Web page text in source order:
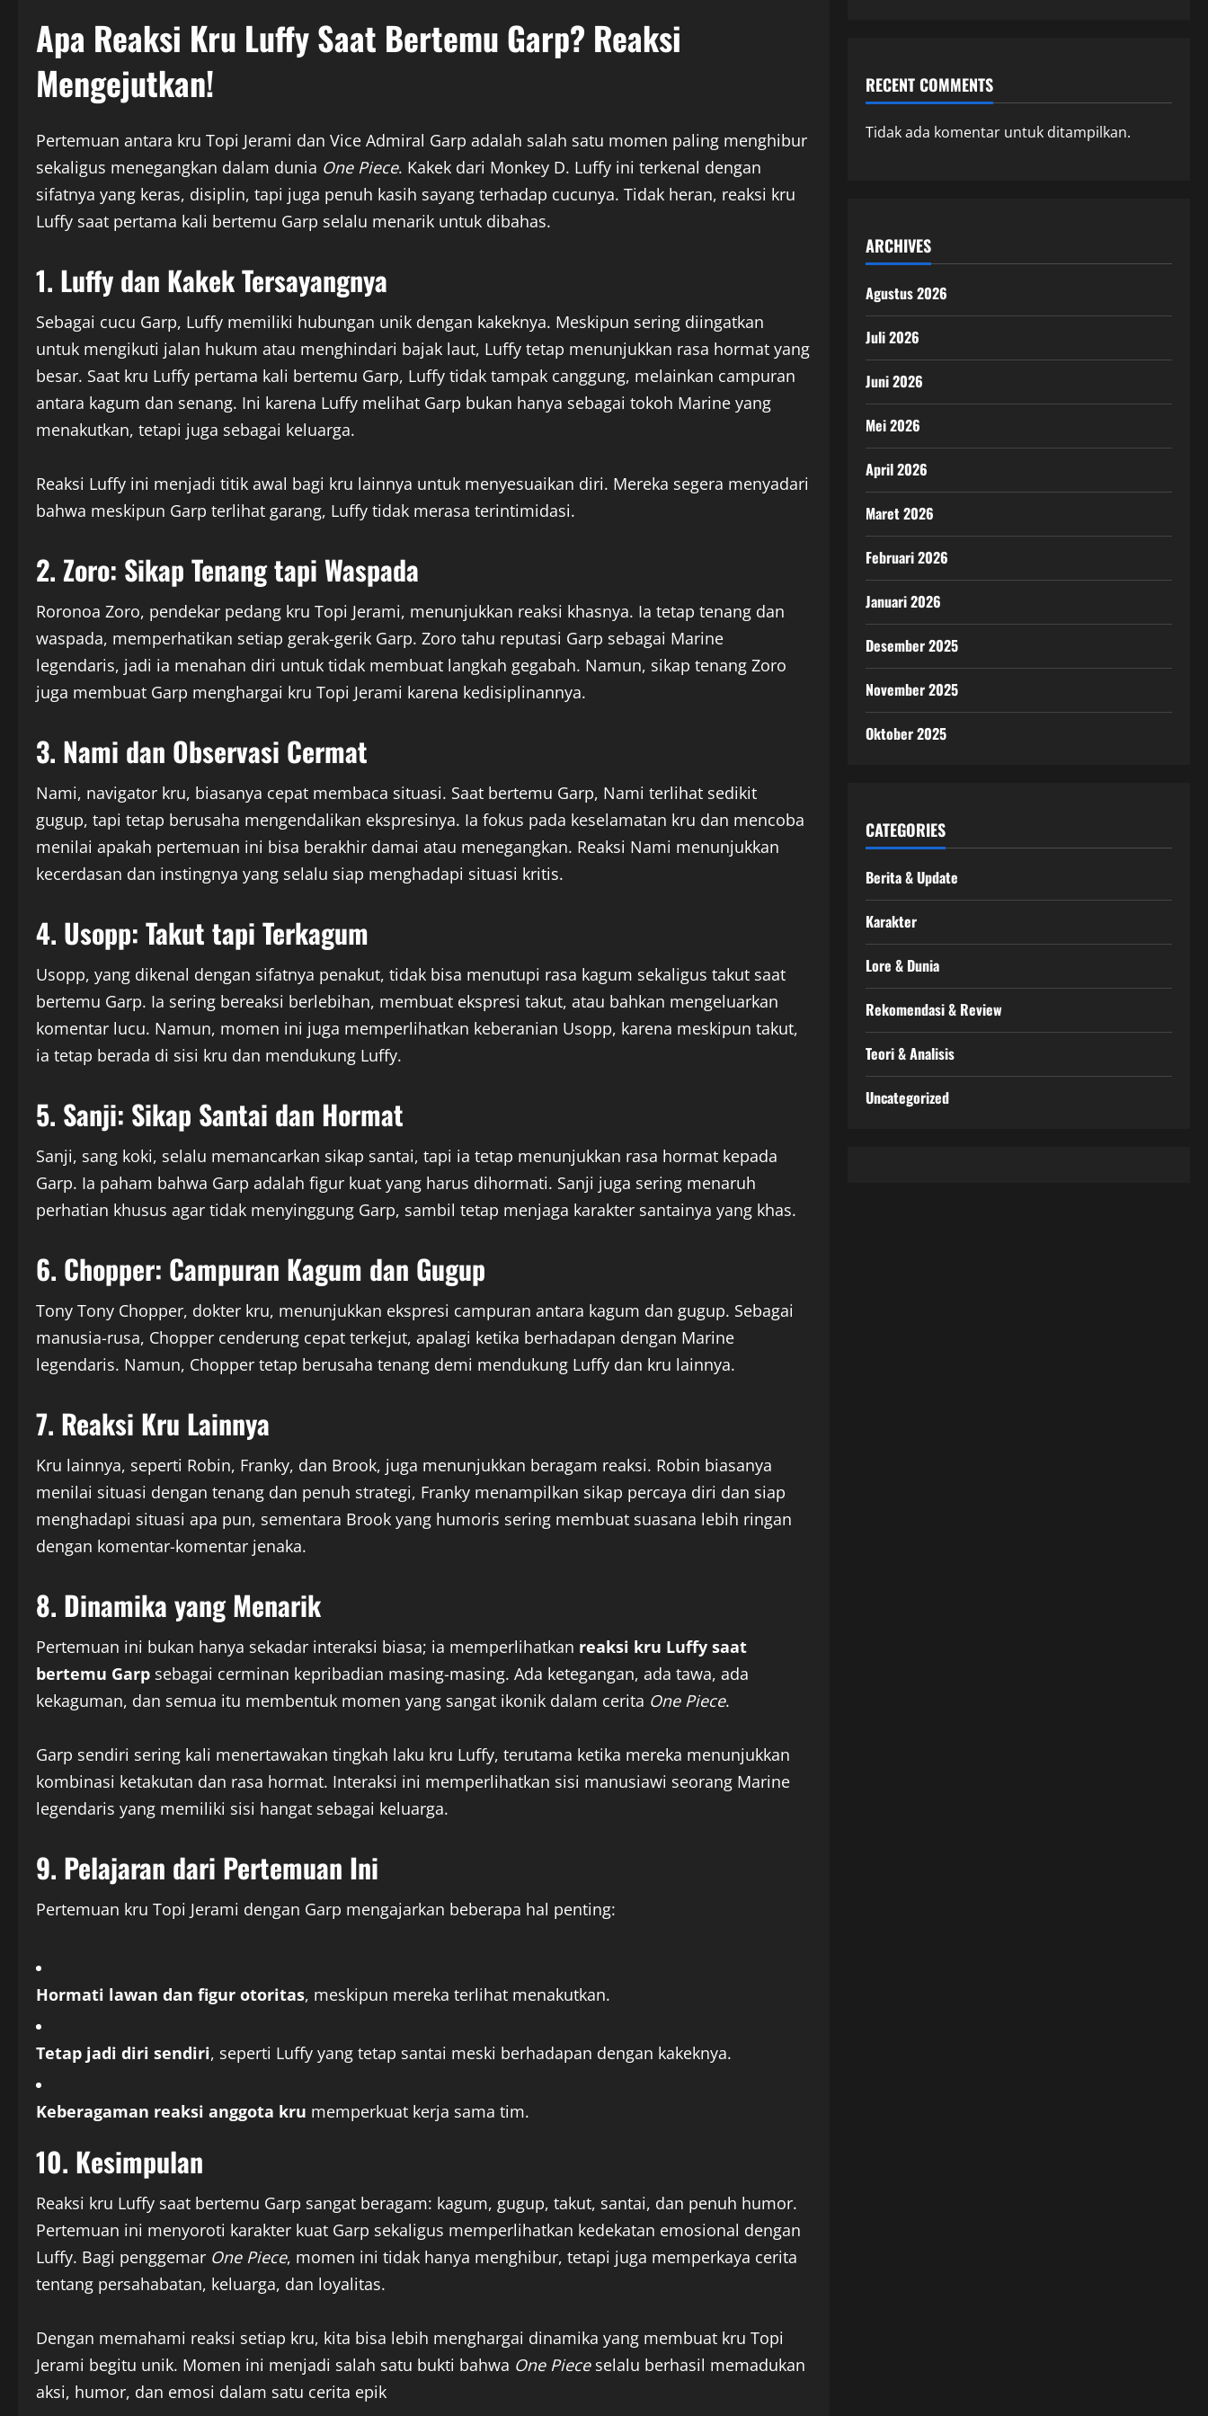
Apa Reaksi Kru Luffy Saat Bertemu Garp? Reaksi
Mengejutkan!
Pertemuan antara kru Topi Jerami dan Vice Admiral Garp adalah salah satu momen paling menghibur
sekaligus menegangkan dalam dunia One Piece. Kakek dari Monkey D. Luffy ini terkenal dengan
sifatnya yang keras, disiplin, tapi juga penuh kasih sayang terhadap cucunya. Tidak heran, reaksi kru
Luffy saat pertama kali bertemu Garp selalu menarik untuk dibahas.
1. Luffy dan Kakek Tersayangnya
Sebagai cucu Garp, Luffy memiliki hubungan unik dengan kakeknya. Meskipun sering diingatkan
untuk mengikuti jalan hukum atau menghindari bajak laut, Luffy tetap menunjukkan rasa hormat yang
besar. Saat kru Luffy pertama kali bertemu Garp, Luffy tidak tampak canggung, melainkan campuran
antara kagum dan senang. Ini karena Luffy melihat Garp bukan hanya sebagai tokoh Marine yang
menakutkan, tetapi juga sebagai keluarga.
Reaksi Luffy ini menjadi titik awal bagi kru lainnya untuk menyesuaikan diri. Mereka segera menyadari
bahwa meskipun Garp terlihat garang, Luffy tidak merasa terintimidasi.
2. Zoro: Sikap Tenang tapi Waspada
Roronoa Zoro, pendekar pedang kru Topi Jerami, menunjukkan reaksi khasnya. Ia tetap tenang dan
waspada, memperhatikan setiap gerak-gerik Garp. Zoro tahu reputasi Garp sebagai Marine
legendaris, jadi ia menahan diri untuk tidak membuat langkah gegabah. Namun, sikap tenang Zoro
juga membuat Garp menghargai kru Topi Jerami karena kedisiplinannya.
3. Nami dan Observasi Cermat
Nami, navigator kru, biasanya cepat membaca situasi. Saat bertemu Garp, Nami terlihat sedikit
gugup, tapi tetap berusaha mengendalikan ekspresinya. Ia fokus pada keselamatan kru dan mencoba
menilai apakah pertemuan ini bisa berakhir damai atau menegangkan. Reaksi Nami menunjukkan
kecerdasan dan instingnya yang selalu siap menghadapi situasi kritis.
4. Usopp: Takut tapi Terkagum
Usopp, yang dikenal dengan sifatnya penakut, tidak bisa menutupi rasa kagum sekaligus takut saat
bertemu Garp. Ia sering bereaksi berlebihan, membuat ekspresi takut, atau bahkan mengeluarkan
komentar lucu. Namun, momen ini juga memperlihatkan keberanian Usopp, karena meskipun takut,
ia tetap berada di sisi kru dan mendukung Luffy.
5. Sanji: Sikap Santai dan Hormat
Sanji, sang koki, selalu memancarkan sikap santai, tapi ia tetap menunjukkan rasa hormat kepada
Garp. Ia paham bahwa Garp adalah figur kuat yang harus dihormati. Sanji juga sering menaruh
perhatian khusus agar tidak menyinggung Garp, sambil tetap menjaga karakter santainya yang khas.
6. Chopper: Campuran Kagum dan Gugup
Tony Tony Chopper, dokter kru, menunjukkan ekspresi campuran antara kagum dan gugup. Sebagai
manusia-rusa, Chopper cenderung cepat terkejut, apalagi ketika berhadapan dengan Marine
legendaris. Namun, Chopper tetap berusaha tenang demi mendukung Luffy dan kru lainnya.
7. Reaksi Kru Lainnya
Kru lainnya, seperti Robin, Franky, dan Brook, juga menunjukkan beragam reaksi. Robin biasanya
menilai situasi dengan tenang dan penuh strategi, Franky menampilkan sikap percaya diri dan siap
menghadapi situasi apa pun, sementara Brook yang humoris sering membuat suasana lebih ringan
dengan komentar-komentar jenaka.
8. Dinamika yang Menarik
Pertemuan ini bukan hanya sekadar interaksi biasa; ia memperlihatkan reaksi kru Luffy saat
bertemu Garp sebagai cerminan kepribadian masing-masing. Ada ketegangan, ada tawa, ada
kekaguman, dan semua itu membentuk momen yang sangat ikonik dalam cerita One Piece.
Garp sendiri sering kali menertawakan tingkah laku kru Luffy, terutama ketika mereka menunjukkan
kombinasi ketakutan dan rasa hormat. Interaksi ini memperlihatkan sisi manusiawi seorang Marine
legendaris yang memiliki sisi hangat sebagai keluarga.
9. Pelajaran dari Pertemuan Ini
Pertemuan kru Topi Jerami dengan Garp mengajarkan beberapa hal penting:
Hormati lawan dan figur otoritas, meskipun mereka terlihat menakutkan.
Tetap jadi diri sendiri, seperti Luffy yang tetap santai meski berhadapan dengan kakeknya.
Keberagaman reaksi anggota kru memperkuat kerja sama tim.
10. Kesimpulan
Reaksi kru Luffy saat bertemu Garp sangat beragam: kagum, gugup, takut, santai, dan penuh humor.
Pertemuan ini menyoroti karakter kuat Garp sekaligus memperlihatkan kedekatan emosional dengan
Luffy. Bagi penggemar One Piece, momen ini tidak hanya menghibur, tetapi juga memperkaya cerita
tentang persahabatan, keluarga, dan loyalitas.
Dengan memahami reaksi setiap kru, kita bisa lebih menghargai dinamika yang membuat kru Topi
Jerami begitu unik. Momen ini menjadi salah satu bukti bahwa One Pieceselalu berhasil memadukan
aksi, humor, dan emosi dalam satu cerita epik
RECENT COMMENTS
Tidak ada komentar untuk ditampilkan.
ARCHIVES
Agustus 2026
Juli 2026
Juni 2026
Mei 2026
April 2026
Maret 2026
Februari 2026
Januari 2026
Desember 2025
November 2025
Oktober 2025
CATEGORIES
Berita & Update
Karakter
Lore & Dunia
Rekomendasi & Review
Teori & Analisis
Uncategorized